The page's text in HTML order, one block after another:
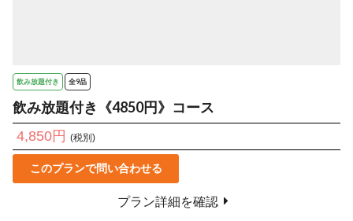
飲み放題付き 全9品
飲み放題付き《4850円》コース
4,850円 (税別)
このプランで問い合わせる
プラン詳細を確認